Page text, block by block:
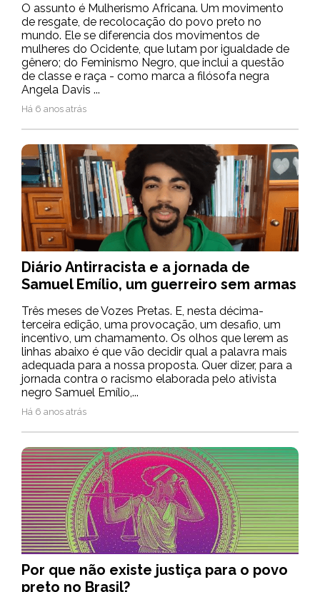
O assunto é Mulherismo Africana. Um movimento
de resgate, de recolocação do povo preto no
mundo. Ele se diferencia dos movimentos de
mulheres do Ocidente, que lutam por igualdade de
gênero; do Feminismo Negro, que inclui a questão
de classe e raça - como marca a filósofa negra
Angela Davis ...
Há 6 anos atrás
Diário Antirracista e a jornada de
Samuel Emílio, um guerreiro sem armas
Três meses de Vozes Pretas. E, nesta décima-
terceira edição, uma provocação, um desafio, um
incentivo, um chamamento. Os olhos que lerem as
linhas abaixo é que vão decidir qual a palavra mais
adequada para a nossa proposta. Quer dizer, para a
jornada contra o racismo elaborada pelo ativista
negro Samuel Emílio,...
Há 6 anos atrás
Por que não existe justiça para o povo
preto no Brasil?